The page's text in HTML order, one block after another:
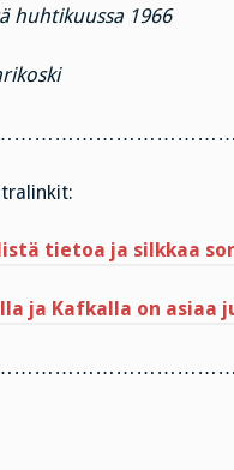
huhtikuussa 1966
tietoa ja silkkaa
ja Kafkalla on asiaa